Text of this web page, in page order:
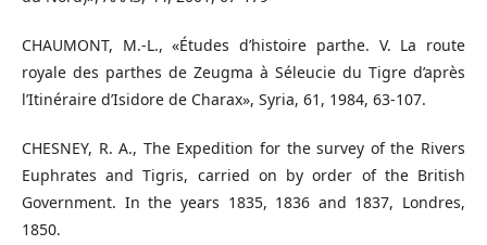
CHAUMONT, M.-L., «Études d’histoire parthe. V. La route
royale des parthes de Zeugma à Séleucie du Tigre d’après
l’Itinéraire d’Isidore de Charax», Syria, 61, 1984, 63-107.
CHESNEY, R. A., The Expedition for the survey of the Rivers
Euphrates and Tigris, carried on by order of the British
Government. In the years 1835, 1836 and 1837, Londres,
1850.